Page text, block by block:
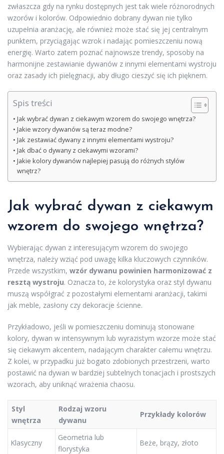
zwłaszcza gdy na rynku dostępnych jest tak wiele różnorodnych
wzorów i kolorów. Odpowiednio dobrany dywan nie tylko
uzupełnia aranżację, ale również może stać się jej centralnym
punktem, przyciągając wzrok i nadając pomieszczeniu nową
energię. Warto zatem poznać najnowsze trendy, sposoby na
harmonijne zestawianie dywanów z innymi elementami wystroju
oraz zasady ich pielęgnacji, aby długo cieszyć się ich pięknem.
Spis treści
Jak wybrać dywan z ciekawym wzorem do swojego wnętrza?
Jakie wzory dywanów są teraz modne?
Jak zestawiać dywany z innymi elementami wystroju?
Jak dbać o dywany z ciekawymi wzorami?
Jakie kolory dywanów najlepiej pasują do różnych stylów
wnętrz?
Jak wybrać dywan z ciekawym
wzorem do swojego wnętrza?
Wybierając dywan z interesującym wzorem do swojego
wnętrza, należy wziąć pod uwagę kilka kluczowych czynników.
Przede wszystkim, wzór dywanu powinien harmonizować z
resztą wystroju. Oznacza to, że kolorystyka oraz styl dywanu
muszą współgrać z pozostałymi elementami aranżacji, takimi
jak meble, zasłony czy dekoracje ścienne.
Przykładowo, jeśli w pomieszczeniu dominują stonowane
kolory, dywan w intensywnym lub wyrazistym wzorze może stać
się ciekawym akcentem, nadającym charakter całemu wnętrzu.
Z kolei, w przypadku już bogato zdobionych przestrzeni, warto
postawić na dywan w bardziej subtelnych tonacjach i prostszych
wzorach, aby uniknąć wrażenia chaosu.
Styl
wnętrza
Rodzaj wzoru
dywanu
Przykłady kolorów
Klasyczny
Geometria lub
florystyka
Beże, brązy, złoto